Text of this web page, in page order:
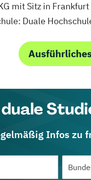
mit Sitz in
Duale
Infos zu